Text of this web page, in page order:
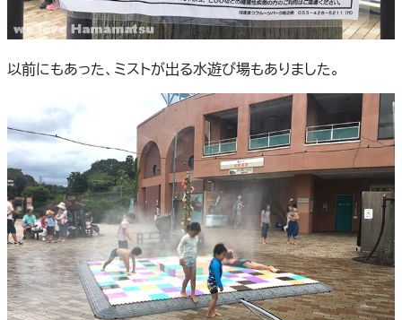
以前にもあった、ミストが出る水遊び場もありました。